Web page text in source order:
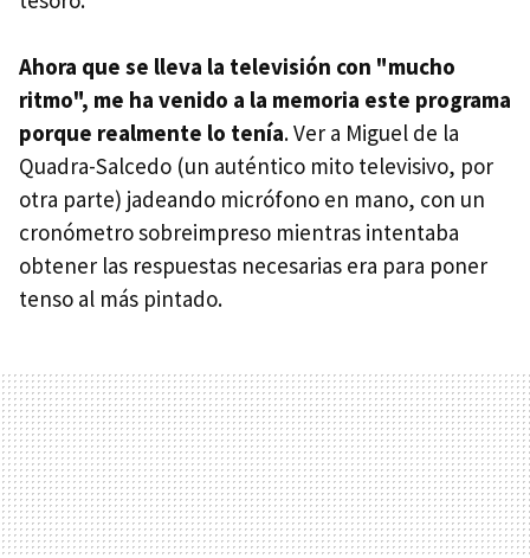
Ahora que se lleva la televisión con "mucho
ritmo", me ha venido a la memoria este programa
porque realmente lo tenía. Ver a Miguel de la
Quadra-Salcedo (un auténtico mito televisivo, por
otra parte) jadeando micrófono en mano, con un
cronómetro sobreimpreso mientras intentaba
obtener las respuestas necesarias era para poner
tenso al más pintado.